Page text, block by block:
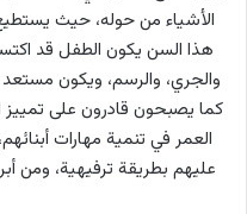
الأشياء من حوله، حيث
هذا السن يكون الطفل قد
والجري، والرسم، ويكون
كما يصبحون قادرون على تمييز
العمر في تنمية مهارات
عليهم بطريقة ترفيهية، ومن